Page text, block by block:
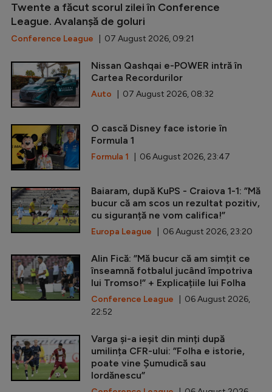
Twente a făcut scorul zilei în Conference
League. Avalanșă de goluri
Conference League | 07 August 2026, 09:21
Nissan Qashqai e-POWER intră în
Cartea Recordurilor
Auto | 07 August 2026, 08:32
O cască Disney face istorie în
Formula 1
Formula 1 | 06 August 2026, 23:47
Baiaram, după KuPS - Craiova 1-1: ”Mă
bucur că am scos un rezultat pozitiv,
cu siguranță ne vom califica!”
Europa League | 06 August 2026, 23:20
Alin Fică: ”Mă bucur că am simțit ce
înseamnă fotbalul jucând împotriva
lui Tromso!” + Explicațiile lui Folha
Conference League | 06 August 2026,
22:52
Varga și-a ieșit din minți după
umilința CFR-ului: ”Folha e istorie,
poate vine Șumudică sau
Iordănescu”